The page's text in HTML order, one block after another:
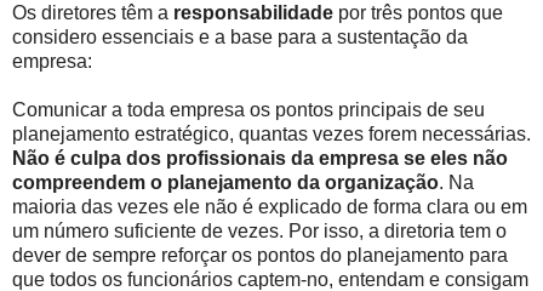
Os diretores têm a responsabilidade por três pontos que
considero essenciais e a base para a sustentação da
empresa:
Comunicar a toda empresa os pontos principais de seu
planejamento estratégico, quantas vezes forem necessárias.
Não é culpa dos profissionais da empresa se eles não
compreendem o planejamento da organização. Na
maioria das vezes ele não é explicado de forma clara ou em
um número suficiente de vezes. Por isso, a diretoria tem o
dever de sempre reforçar os pontos do planejamento para
que todos os funcionários captem-no, entendam e consigam